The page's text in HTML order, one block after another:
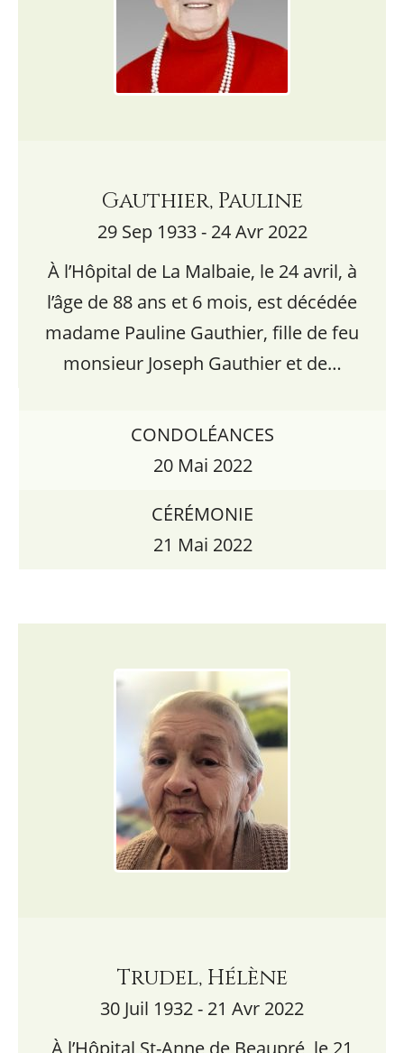
Gauthier, Pauline
29 Sep 1933 - 24 Avr 2022
À l’Hôpital de La Malbaie, le 24 avril, à
l’âge de 88 ans et 6 mois, est décédée
madame Pauline Gauthier, fille de feu
monsieur Joseph Gauthier et de…
CONDOLÉANCES
20 Mai 2022
CÉRÉMONIE
21 Mai 2022
Trudel, Hélène
30 Juil 1932 - 21 Avr 2022
À l’Hôpital St-Anne de Beaupré, le 21